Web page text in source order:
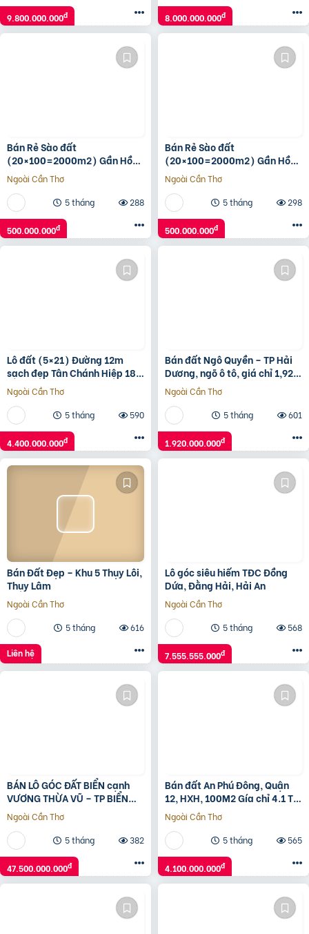
9.800.000.000đ 8.000.000.000đ
Bán Rẻ Sào đất
(20×100=2000m2) Gần Hồ
Du Lịch Thanh An, Dân Cư
đông, Thuận Tiện Buôn Bán,
500tr
Ngoài Cần Thơ
5 tháng
288
500.000.000đ
Bán Rẻ Sào đất
(20×100=2000m2) Gần Hồ
Du Lịch Thanh An, Dân Cư
đông, Thuận Tiện Buôn Bán,
500tr
Ngoài Cần Thơ
5 tháng
298
500.000.000đ
Lô đất (5×21) Đường 12m
sạch đẹp Tân Chánh Hiệp 18,
Quận 12, giá rẻ 4.4 tỷ
Ngoài Cần Thơ
5 tháng
590
4.400.000.000đ
Bán đất Ngô Quyền – TP Hải
Dương, ngõ ô tô, giá chỉ 1,92
tỷ cực tiềm năng
Ngoài Cần Thơ
5 tháng
601
1.920.000.000đ
Bán Đất Đẹp – Khu 5 Thụy Lôi,
Thụy Lâm
Ngoài Cần Thơ
5 tháng
616
Liên hệ
Lô góc siêu hiếm TĐC Đồng
Dứa, Đằng Hải, Hải An
Ngoài Cần Thơ
5 tháng
568
7.555.555.000đ
BÁN LÔ GÓC ĐẤT BIỂN cạnh
VƯƠNG THỪA VŨ – TP BIỂN
MIAMI CHÂU Á
Ngoài Cần Thơ
5 tháng
382
47.500.000.000đ
Bán đất An Phú Đông, Quận
12, HXH, 100M2 Gía chỉ 4.1 Tỷ
TL
Ngoài Cần Thơ
5 tháng
565
4.100.000.000đ